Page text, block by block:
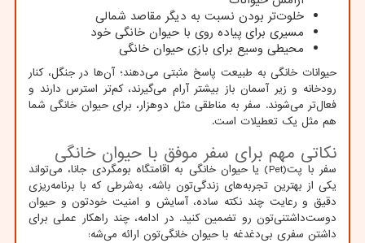
خلوت‌تر بودن نسبت به دیگر مقاصد شمالی
مسیری برای پیاده روی با حیوان خانگی خود
محیطی وسیع برای بازی حیوان خانگی
حیوانات خانگی به طبیعت پاسخ مثبتی می‌دهند؛ آن‌ها در جنگل، کنار
رودخانه و زیر آسمان باز بیشتر آرام می‌گیرند، کم‌تر استرس دارند و
فعال‌تر می‌شوند. سفر به مناطقی مثل دوهزار، برای حیوان خانگی شما
هم مثل یک تعطیلات است.
نکاتی مهم برای سفر موفق با حیوان خانگی
سفر با پت(Pet) یا حیوان خانگی به اقامتگاه بومگردی جانا، می‌تواند
یکی از بهترین تجربه‌های زندگی‌تون باشه، به‌شرطی که با برنامه‌ریزی
دقیق و رعایت چند نکته ساده، آسایش و امنیت خودتون و حیوان
دوست‌داشتنی‌تون رو تضمین کنید. در ادامه، چند راهکار عملی برای
داشتن سفری بی‌دغدغه با حیوان خانگی‌تون ارائه می‌شه: